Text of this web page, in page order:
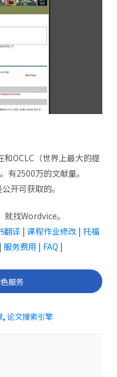
OCLC（世界上最大的提
有2500万的文献量。
开可获取的。
就找Wordvice。
翻译 | 课程作业修改 | 托福
服务费用 | FAQ |
服务
, 论文搜索引擎